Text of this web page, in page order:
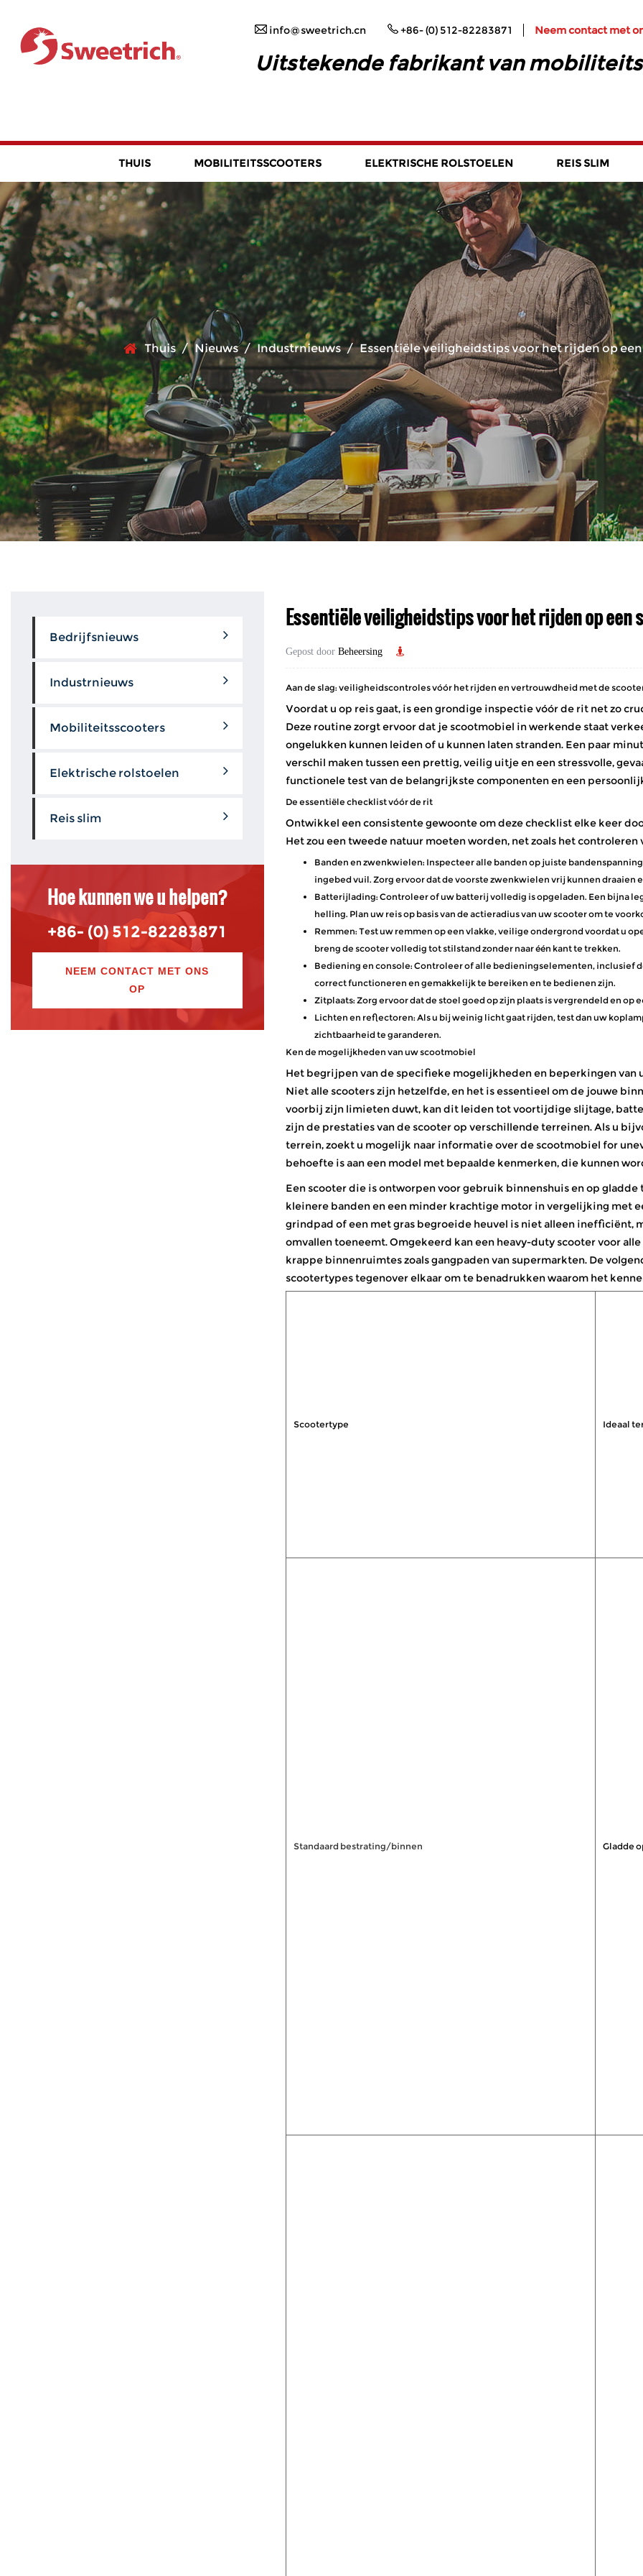
info@sweetrich.cn +86- (0) 512-82283871 Neem contact met
Uitstekende fabrikant van
THUIS MOBILITEITSSCOOTERS ELEKTRISCHE ROLSTOELEN REIS SLIM
Thuis / Nieuws / Industrnieuws / Essentiële veiligheidstips voor het rijden op
Bedrijfsnieuws
Industrnieuws
Mobiliteitsscooters
Elektrische rolstoelen
Reis slim
Hoe kunnen we u helpen?
+86- (0) 512-82283871
NEEM CONTACT MET ONS
OP
Essentiële veiligheidstips voor het rijden op
Gepost door Beheersing
Aan de slag: veiligheidscontroles vóór het rijden en vertrouwdheid met de
Voordat u op reis gaat, is een grondige inspectie vóór de rit net zo
Deze routine zorgt ervoor dat je scootmobiel in werkende staat
ongelukken kunnen leiden of u kunnen laten stranden. Een paar
verschil maken tussen een prettig, veilig uitje en een stressvolle,
functionele test van de belangrijkste componenten en een
De essentiële checklist vóór de rit
Ontwikkel een consistente gewoonte om deze checklist elke keer
Het zou een tweede natuur moeten worden, net zoals het
Banden en zwenkwielen: Inspecteer alle banden op juiste
ingebed vuil. Zorg ervoor dat de voorste zwenkwielen vrij kunnen draaien
Batterijlading: Controleer of uw batterij volledig is opgeladen. Een bijna
helling. Plan uw reis op basis van de actieradius van uw scooter om te
Remmen: Test uw remmen op een vlakke, veilige ondergrond voordat u
breng de scooter volledig tot stilstand zonder naar één kant te trekken.
Bediening en console: Controleer of alle bedieningselementen, inclusief
correct functioneren en gemakkelijk te bereiken en te bedienen zijn.
Zitplaats: Zorg ervoor dat de stoel goed op zijn plaats is vergrendeld en op
Lichten en reflectoren: Als u bij weinig licht gaat rijden, test dan uw
zichtbaarheid te garanderen.
Ken de mogelijkheden van uw scootmobiel
Het begrijpen van de specifieke mogelijkheden en beperkingen
Niet alle scooters zijn hetzelfde, en het is essentieel om de jouwe
voorbij zijn limieten duwt, kan dit leiden tot voortijdige slijtage,
zijn de prestaties van de scooter op verschillende terreinen. Als u
terrein, zoekt u mogelijk naar informatie over de scootmobiel for
behoefte is aan een model met bepaalde kenmerken, die kunnen
Een scooter die is ontworpen voor gebruik binnenshuis en op
kleinere banden en een minder krachtige motor in vergelijking met
grindpad of een met gras begroeide heuvel is niet alleen inefficiënt,
omvallen toeneemt. Omgekeerd kan een heavy-duty scooter voor
krappe binnenruimtes zoals gangpaden van supermarkten. De
scootertypes tegenover elkaar om te benadrukken waarom het
Scootertype Ideaal
Standaard bestrating/binnen Gladde